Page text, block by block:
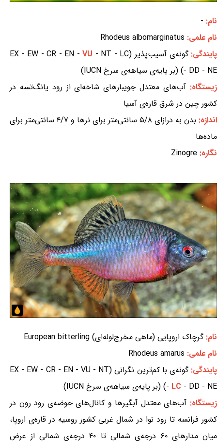
نام: -
نام علمی: Rhodeus albomarginatus
پایندگی:گونه‌ی آسیب‌پذیر (EX - EW - CR - EN - VU - NT - LC
- DD - NE) (بر پایه‌ی سیاهه‌ی سرخ IUCN)
زیستگاه: آب‌های معتدل جویبارهای شاخه‌ای از رود یانگ‌تسه در
کشور چین در شرق قاره‌ی آسیا
اندازه:
بدن به درازای ۵/۸ سانتی‌متر برای نرها و ۴/۷ سانتی‌متر برای
ماده‌ها
نگاره: Zinogre
نام:گرچاک اروپایی (ماهی مخرج‌لوله‌ای) European bitterling
نام علمی: Rhodeus amarus
پایندگی:
گونه‌ی با کم‌ترین نگرانی (EX - EW - CR - EN - VU - NT
- LC - DD - NE) (بر پایه‌ی سیاهه‌ی سرخ IUCN)
زیستگاه: آب‌های معتدل آبگیرها و کانال‌های حوضه‌ی رود رون در
کشور فرانسه تا رود نوا در شمال غربی کشور روسیه در قاره‌ی اروپا،
میان مدارهای ۶۰ درجه‌ی شمالی تا ۴۰ درجه‌ی شمالی از عرض